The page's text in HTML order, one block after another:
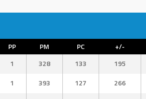
PP PM PC +/-
1 328 133 195
1 393 127 266